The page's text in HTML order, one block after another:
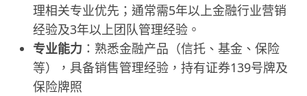
理相关专业优先；通常需5年以上金融行业营销
经验及3年以上团队管理经验。
专业能力 ：熟悉金融产品（信托、基金、保险
等），具备销售管理经验，持有证券139号牌及
保险牌照